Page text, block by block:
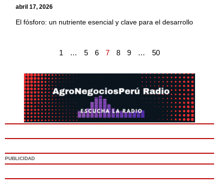
abril 17, 2026
El fósforo: un nutriente esencial y clave para el desarrollo
1 … 5 6 7 8 9 … 50
PUBLICIDAD